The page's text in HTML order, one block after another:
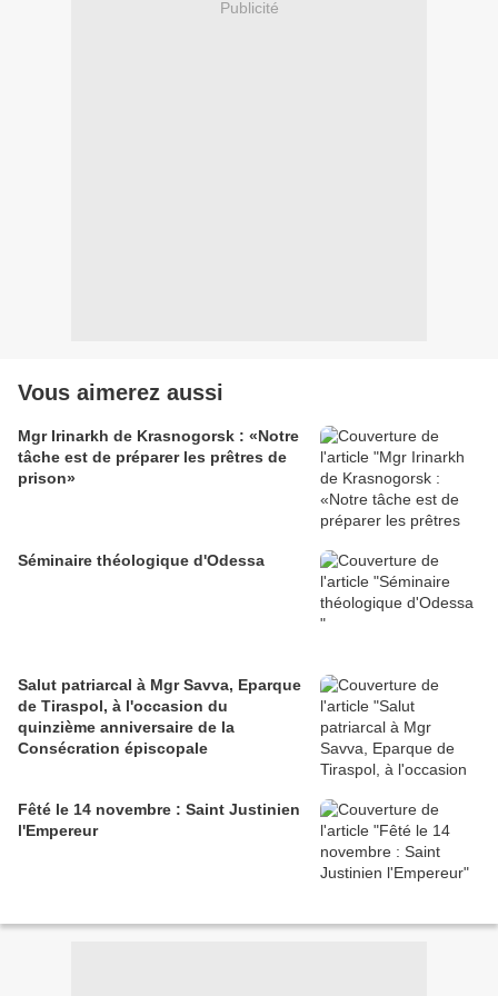
Publicité
Vous aimerez aussi
Mgr Irinarkh de Krasnogorsk : «Notre
tâche est de préparer les prêtres de
prison»
Séminaire théologique d'Odessa
Salut patriarcal à Mgr Savva, Eparque
de Tiraspol, à l'occasion du
quinzième anniversaire de la
Consécration épiscopale
Fêté le 14 novembre : Saint Justinien
l'Empereur